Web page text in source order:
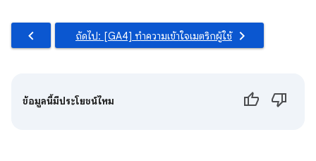
ถัดไป: [GA4] ทําความเข้าใจเมตริกผู้ใช้
ข้อมูลนี้มีประโยชน์ไหม